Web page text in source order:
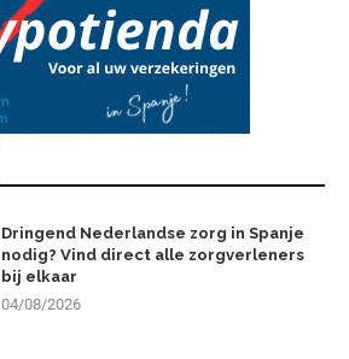
Dringend Nederlandse zorg in Spanje
nodig? Vind direct alle zorgverleners
bij elkaar
04/08/2026